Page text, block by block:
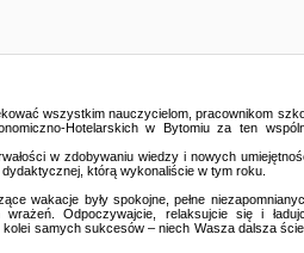
wszystkim nauczycielom, pracownikom
Hotelarskich w Bytomiu za ten
w zdobywaniu wiedzy i nowych
którą wykonaliście w tym roku.
wakacje były spokojne, pełne
Odpoczywajcie, relaksujcie się i
samych sukcesów – niech Wasza dalsza